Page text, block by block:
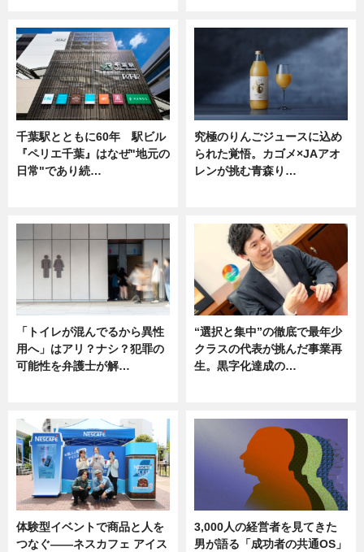
千葉駅とともに60年 駅ビル
『ペリエ千葉』はなぜ"地元の
日常"であり続…
究極のりんごジュースに込め
られた覚悟。カゴメ×JAアオ
レンが挑む青森り…
「トイレが混んでるから異性
用へ」はアリ？ナシ？犯罪の
可能性を弁護士が解…
“選択と集中”の徹底で最年少
クラスの代表が挑んだ事業再
生。黒字化達成の…
体験型イベントで商品と人を
つなぐ――ネスカフェ アイス
3,000人の経営者を見てきた
男が語る「成功者の共通OS」